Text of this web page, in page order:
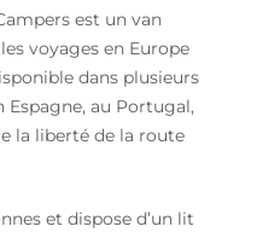
est un van
voyages en Europe
dans plusieurs
Espagne, au Portugal,
la liberté de la route
et dispose d’un lit